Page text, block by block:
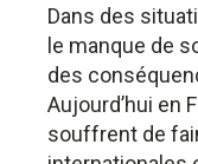
Dans des
le manque de
des
Aujourd’hui en
souffrent de